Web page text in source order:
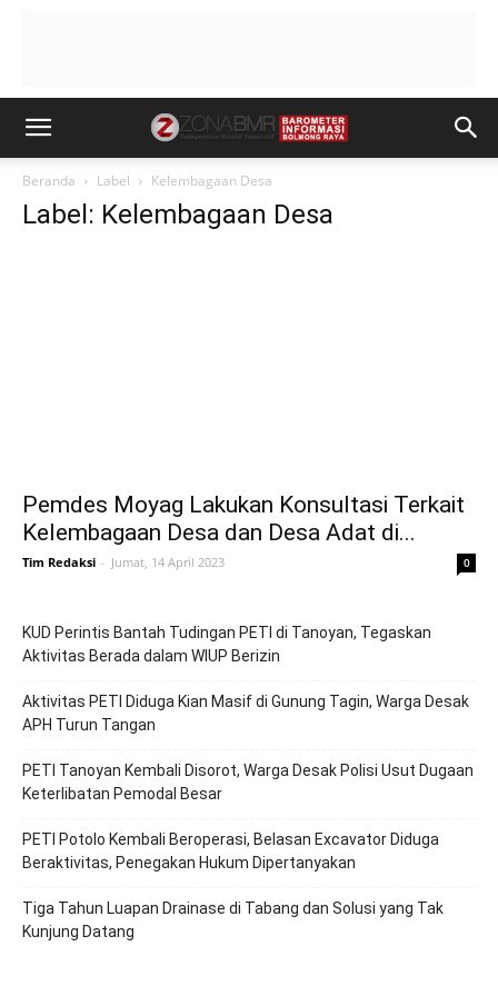
Beranda Label Kelembagaan Desa
Label: Kelembagaan Desa
Pemdes Moyag Lakukan Konsultasi Terkait
Kelembagaan Desa dan Desa Adat di...
Tim Redaksi - Jumat, 14 April 2023 0
KUD Perintis Bantah Tudingan PETI di Tanoyan, Tegaskan
Aktivitas Berada dalam WIUP Berizin
Aktivitas PETI Diduga Kian Masif di Gunung Tagin, Warga Desak
APH Turun Tangan
PETI Tanoyan Kembali Disorot, Warga Desak Polisi Usut Dugaan
Keterlibatan Pemodal Besar
PETI Potolo Kembali Beroperasi, Belasan Excavator Diduga
Beraktivitas, Penegakan Hukum Dipertanyakan
Tiga Tahun Luapan Drainase di Tabang dan Solusi yang Tak
Kunjung Datang